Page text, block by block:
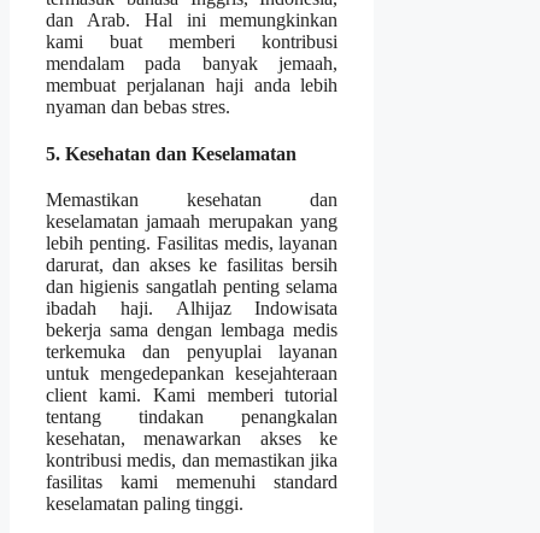
dan Arab. Hal ini memungkinkan
kami buat memberi kontribusi
mendalam pada banyak jemaah,
membuat perjalanan haji anda lebih
nyaman dan bebas stres.
5. Kesehatan dan Keselamatan
Memastikan kesehatan dan
keselamatan jamaah merupakan yang
lebih penting. Fasilitas medis, layanan
darurat, dan akses ke fasilitas bersih
dan higienis sangatlah penting selama
ibadah haji. Alhijaz Indowisata
bekerja sama dengan lembaga medis
terkemuka dan penyuplai layanan
untuk mengedepankan kesejahteraan
client kami. Kami memberi tutorial
tentang tindakan penangkalan
kesehatan, menawarkan akses ke
kontribusi medis, dan memastikan jika
fasilitas kami memenuhi standard
keselamatan paling tinggi.